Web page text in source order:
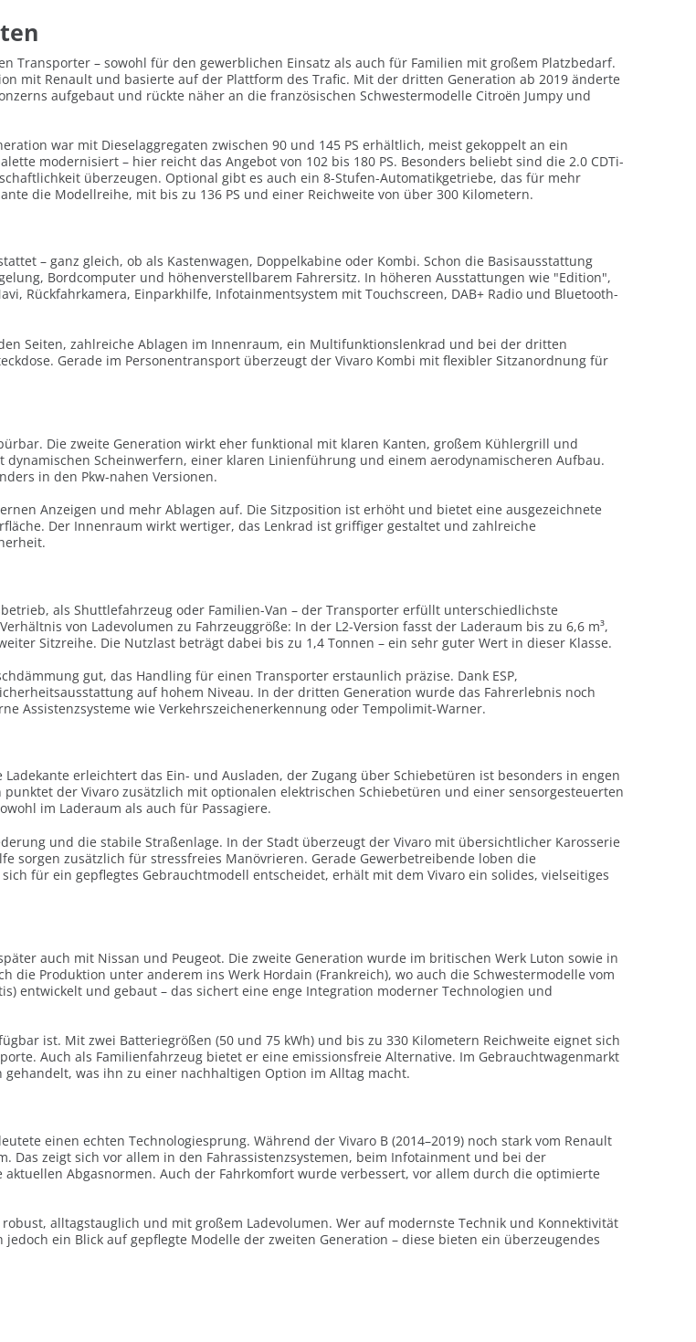
Transporter – sowohl für den gewerblichen Einsatz als auch für Familien mit großem Platzbedarf.
mit Renault und basierte auf der Plattform des Trafic. Mit der dritten Generation ab 2019 änderte
aufgebaut und rückte näher an die französischen Schwestermodelle Citroën Jumpy und
war mit Dieselaggregaten zwischen 90 und 145 PS erhältlich, meist gekoppelt an ein
modernisiert – hier reicht das Angebot von 102 bis 180 PS. Besonders beliebt sind die 2.0 CDTi-
überzeugen. Optional gibt es auch ein 8-Stufen-Automatikgetriebe, das für mehr
die Modellreihe, mit bis zu 136 PS und einer Reichweite von über 300 Kilometern.
– ganz gleich, ob als Kastenwagen, Doppelkabine oder Kombi. Schon die Basisausstattung
Bordcomputer und höhenverstellbarem Fahrersitz. In höheren Ausstattungen wie "Edition",
Rückfahrkamera, Einparkhilfe, Infotainmentsystem mit Touchscreen, DAB+ Radio und Bluetooth-
Seiten, zahlreiche Ablagen im Innenraum, ein Multifunktionslenkrad und bei der dritten
Gerade im Personentransport überzeugt der Vivaro Kombi mit flexibler Sitzanordnung für
Die zweite Generation wirkt eher funktional mit klaren Kanten, großem Kühlergrill und
Scheinwerfern, einer klaren Linienführung und einem aerodynamischeren Aufbau.
in den Pkw-nahen Versionen.
Anzeigen und mehr Ablagen auf. Die Sitzposition ist erhöht und bietet eine ausgezeichnete
Der Innenraum wirkt wertiger, das Lenkrad ist griffiger gestaltet und zahlreiche
als Shuttlefahrzeug oder Familien-Van – der Transporter erfüllt unterschiedlichste
von Ladevolumen zu Fahrzeuggröße: In der L2-Version fasst der Laderaum bis zu 6,6 m³,
Sitzreihe. Die Nutzlast beträgt dabei bis zu 1,4 Tonnen – ein sehr guter Wert in dieser Klasse.
gut, das Handling für einen Transporter erstaunlich präzise. Dank ESP,
auf hohem Niveau. In der dritten Generation wurde das Fahrerlebnis noch
Assistenzsysteme wie Verkehrszeichenerkennung oder Tempolimit-Warner.
erleichtert das Ein- und Ausladen, der Zugang über Schiebetüren ist besonders in engen
der Vivaro zusätzlich mit optionalen elektrischen Schiebetüren und einer sensorgesteuerten
im Laderaum als auch für Passagiere.
und die stabile Straßenlage. In der Stadt überzeugt der Vivaro mit übersichtlicher Karosserie
sorgen zusätzlich für stressfreies Manövrieren. Gerade Gewerbetreibende loben die
für ein gepflegtes Gebrauchtmodell entscheidet, erhält mit dem Vivaro ein solides, vielseitiges
auch mit Nissan und Peugeot. Die zweite Generation wurde im britischen Werk Luton sowie in
die Produktion unter anderem ins Werk Hordain (Frankreich), wo auch die Schwestermodelle vom
entwickelt und gebaut – das sichert eine enge Integration moderner Technologien und
ist. Mit zwei Batteriegrößen (50 und 75 kWh) und bis zu 330 Kilometern Reichweite eignet sich
Auch als Familienfahrzeug bietet er eine emissionsfreie Alternative. Im Gebrauchtwagenmarkt
was ihn zu einer nachhaltigen Option im Alltag macht.
einen echten Technologiesprung. Während der Vivaro B (2014–2019) noch stark vom Renault
Das zeigt sich vor allem in den Fahrassistenzsystemen, beim Infotainment und bei der
Abgasnormen. Auch der Fahrkomfort wurde verbessert, vor allem durch die optimierte
alltagstauglich und mit großem Ladevolumen. Wer auf modernste Technik und Konnektivität
ein Blick auf gepflegte Modelle der zweiten Generation – diese bieten ein überzeugendes